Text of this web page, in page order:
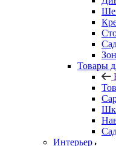
Товары
Интерьер